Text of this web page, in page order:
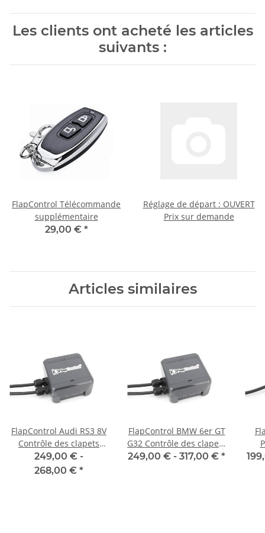
Les clients ont acheté les articles
suivants :
FlapControl Télécommande
supplémentaire
29,00 € *
Réglage de départ : OUVERT
Prix sur demande
Articles similaires
FlapControl Audi RS3 8V
Contrôle des clapets
d'échappement
249,00 € -
268,00 € *
FlapControl BMW 6er GT
G32 Contrôle des clapets
d'échappement
249,00 € - 317,00 € *